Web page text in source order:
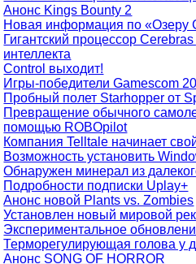
Анонс Kings Bounty 2
Новая информация по «Озеру
Гигантский процессор
интеллекта
Control выходит!
Игры-победители Gamescom
Пробный полет Starhopper от
Превращение обычного
помощью ROBOpilot
Компания Telltale начинает
Возможность установить
Обнаружен минерал из
Подробности подписки Uplay+
Анонс новой Plants vs. Zombies
Установлен новый мировой
Экспериментальное
Терморегулирующая голова у
Анонс SONG OF HORROR